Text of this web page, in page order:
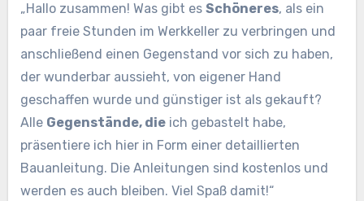
„Hallo zusammen! Was gibt es Schöneres, als ein
paar freie Stunden im Werkkeller zu verbringen und
anschließend einen Gegenstand vor sich zu haben,
der wunderbar aussieht, von eigener Hand
geschaffen wurde und günstiger ist als gekauft?
Alle Gegenstände, dieich gebastelt habe,
präsentiere ich hier in Form einer detaillierten
Bauanleitung. Die Anleitungen sind kostenlos und
werden es auch bleiben. Viel Spaß damit!“